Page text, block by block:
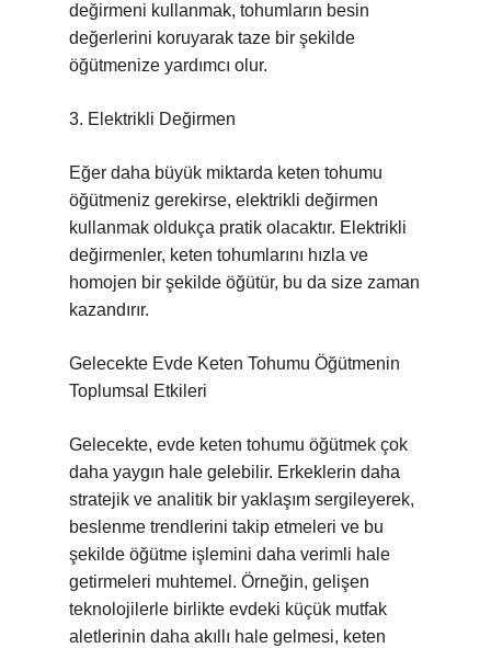
değirmeni kullanmak, tohumların besin
değerlerini koruyarak taze bir şekilde
öğütmenize yardımcı olur.
3. Elektrikli Değirmen
Eğer daha büyük miktarda keten tohumu
öğütmeniz gerekirse, elektrikli değirmen
kullanmak oldukça pratik olacaktır. Elektrikli
değirmenler, keten tohumlarını hızla ve
homojen bir şekilde öğütür, bu da size zaman
kazandırır.
Gelecekte Evde Keten Tohumu Öğütmenin
Toplumsal Etkileri
Gelecekte, evde keten tohumu öğütmek çok
daha yaygın hale gelebilir. Erkeklerin daha
stratejik ve analitik bir yaklaşım sergileyerek,
beslenme trendlerini takip etmeleri ve bu
şekilde öğütme işlemini daha verimli hale
getirmeleri muhtemel. Örneğin, gelişen
teknolojilerle birlikte evdeki küçük mutfak
aletlerinin daha akıllı hale gelmesi, keten